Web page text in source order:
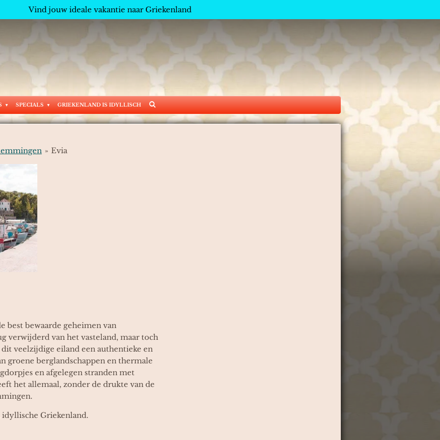
Vind jouw ideale vakantie naar Griekenland
SPECIALS GRIEKENLAND IS IDYLLISCH
» Evia
best bewaarde geheimen van
verwijderd van het vasteland, maar toch
veelzijdige eiland een authentieke en
groene berglandschappen en thermale
en afgelegen stranden met
het allemaal, zonder de drukte van de
Griekenland.